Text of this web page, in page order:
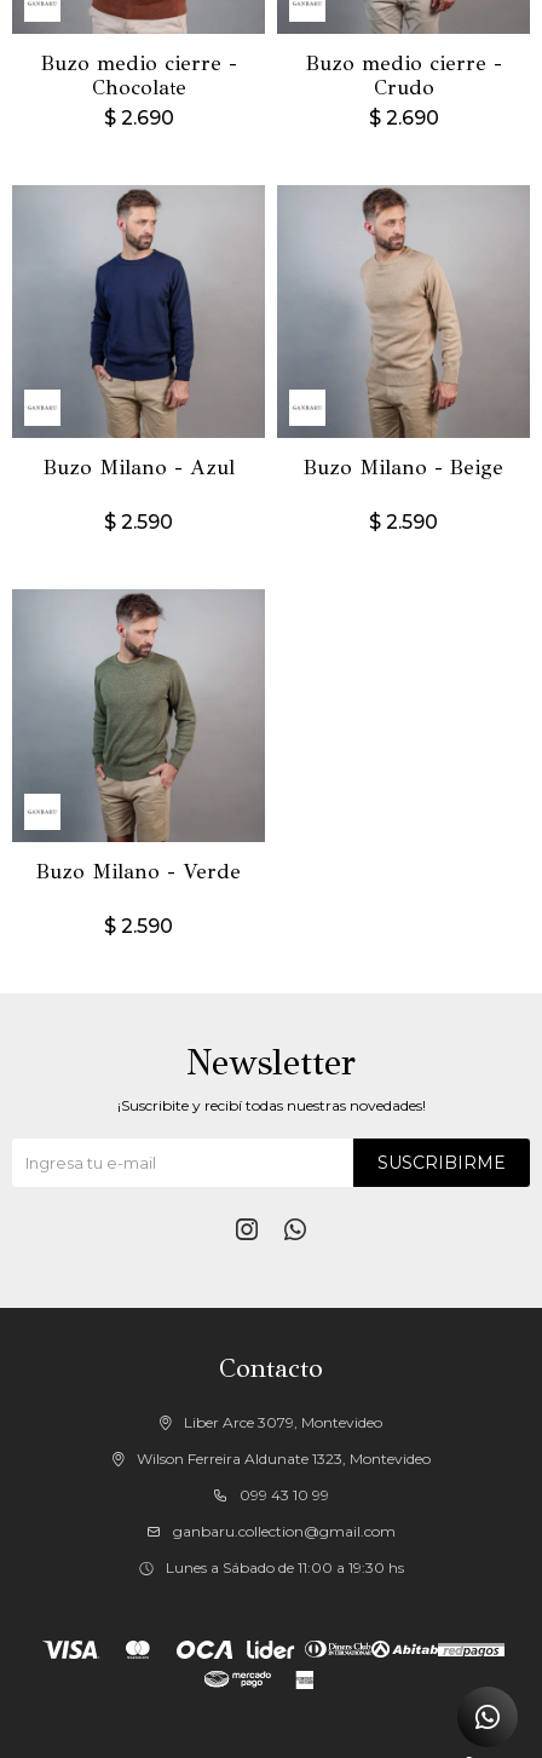
Buzo medio cierre -
Chocolate
$ 2.690
Buzo medio cierre -
Crudo
$ 2.690
Buzo Milano - Azul
$ 2.590
Buzo Milano - Beige
$ 2.590
Buzo Milano - Verde
$ 2.590
Contacto
Liber Arce 3079, Montevideo
Wilson Ferreira Aldunate 1323, Montevideo
099 43 10 99
ganbaru.collection@gmail.com
Lunes a Sábado de 11:00 a 19:30 hs
Newsletter
¡Suscribite y recibí todas nuestras novedades!
SUSCRIBIRME
 